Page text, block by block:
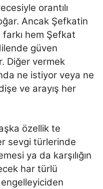
orantılı
Ancak Şefkatin
hem Şefkat
güven
Diğer vermek
ne istiyor veya ne
ve arayış her
özellik te
sevgi türlerinde
ya da karşılığın
har türlü